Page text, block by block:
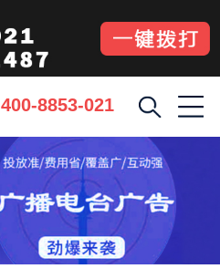
400-8853-021